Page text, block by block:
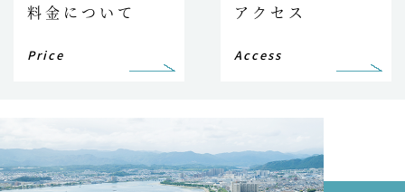
料金について
Price
アクセス
Access